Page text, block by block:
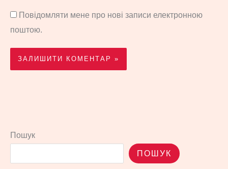
Повідомляти мене про нові записи електронною
поштою.
Пошук
ПОШУК